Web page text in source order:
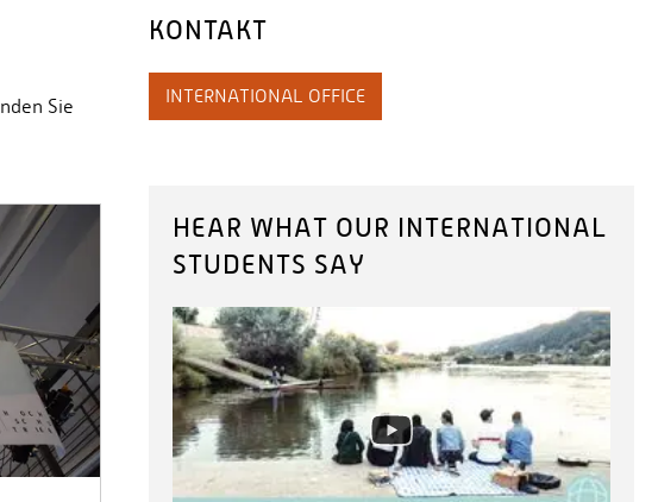
Sie
KONTAKT
INTERNATIONAL OFFICE
HEAR WHAT OUR INTERNATIONAL
STUDENTS SAY